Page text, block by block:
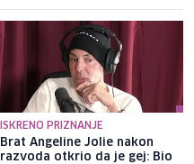
ISKRENO PRIZNANJE
Brat Angeline Jolie nakon
razvoda otkrio da je gej: Bio